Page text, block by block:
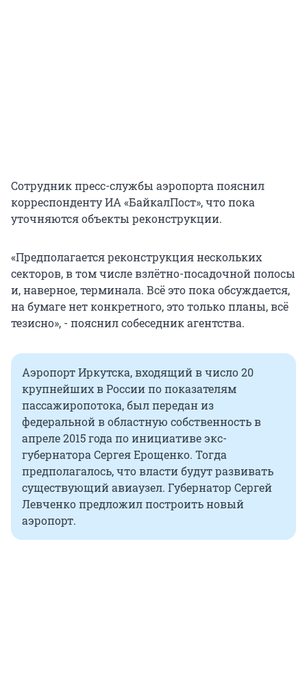
Сотрудник пресс-службы аэропорта пояснил
корреспонденту ИА «БайкалПост», что пока
уточняются объекты реконструкции.
«Предполагается реконструкция нескольких
секторов, в том числе взлётно-посадочной полосы
и, наверное, терминала. Всё это пока обсуждается,
на бумаге нет конкретного, это только планы, всё
тезисно», - пояснил собеседник агентства.
Аэропорт Иркутска, входящий в число 20
крупнейших в России по показателям
пассажиропотока, был передан из
федеральной в областную собственность в
апреле 2015 года по инициативе экс-
губернатора Сергея Ерощенко. Тогда
предполагалось, что власти будут развивать
существующий авиаузел. Губернатор Сергей
Левченко предложил построить новый
аэропорт.